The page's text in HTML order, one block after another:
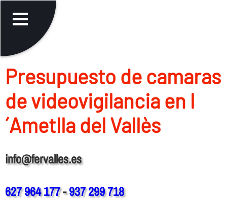
Presupuesto de camaras
de videovigilancia en l
´Ametlla del Vallès
info@fervalles.es
627 964 177-937 299 718